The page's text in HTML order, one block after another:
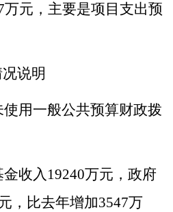
万元，主要是项目支出预
说明
用一般公共预算财政拨
收入19240万元，政府
，比去年增加3547万